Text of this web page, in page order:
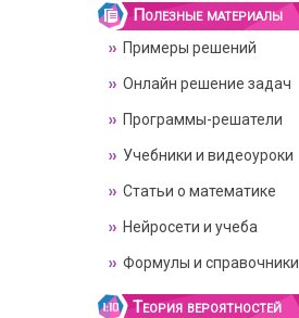
Полезные материалы
Примеры решений
Онлайн решение задач
Программы-решатели
Учебники и видеоуроки
Статьи о математике
Нейросети и учеба
Формулы и справочники
Теория вероятностей